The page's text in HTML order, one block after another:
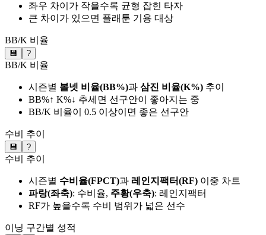
좌우 차이가 작을수록 균형 잡힌 타자
큰 차이가 있으면 플래툰 기용 대상
BB/K 비율
💾 ?
BB/K 비율
시즌별 볼넷 비율(BB%)과 삼진 비율(K%) 추이
BB%↑ K%↓ 추세면 선구안이 좋아지는 중
BB/K 비율이 0.5 이상이면 좋은 선구안
수비 추이
💾 ?
수비 추이
시즌별 수비율(FPCT)과 레인지팩터(RF) 이중 차트
파랑(좌축): 수비율, 주황(우축): 레인지팩터
RF가 높을수록 수비 범위가 넓은 선수
이닝 구간별 성적